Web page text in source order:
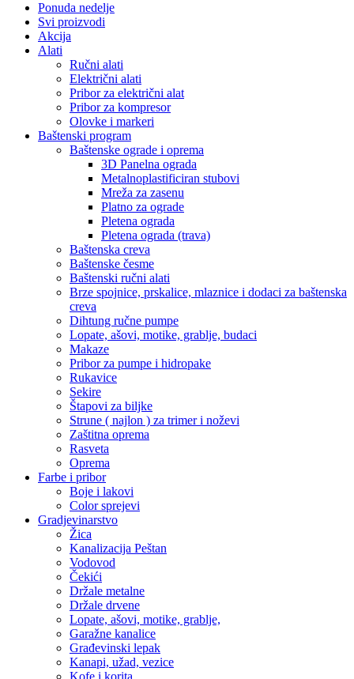
Ponuda nedelje
Svi proizvodi
Akcija
Alati
Ručni alati
Električni alati
Pribor za električni alat
Pribor za kompresor
Olovke i markeri
Baštenski program
Baštenske ograde i oprema
3D Panelna ograda
Metalnoplastificiran stubovi
Mreža za zasenu
Platno za ograde
Pletena ograda
Pletena ograda (trava)
Baštenska creva
Baštenske česme
Baštenski ručni alati
Brze spojnice, prskalice, mlaznice i dodaci za baštenska
creva
Dihtung ručne pumpe
Lopate, ašovi, motike, grablje, budaci
Makaze
Pribor za pumpe i hidropake
Rukavice
Sekire
Štapovi za biljke
Strune ( najlon ) za trimer i noževi
Zaštitna oprema
Rasveta
Oprema
Farbe i pribor
Boje i lakovi
Color sprejevi
Gradjevinarstvo
Žica
Kanalizacija Peštan
Vodovod
Čekići
Držale metalne
Držale drvene
Lopate, ašovi, motike, grablje,
Garažne kanalice
Građevinski lepak
Kanapi, užad, vezice
Kofe i korita